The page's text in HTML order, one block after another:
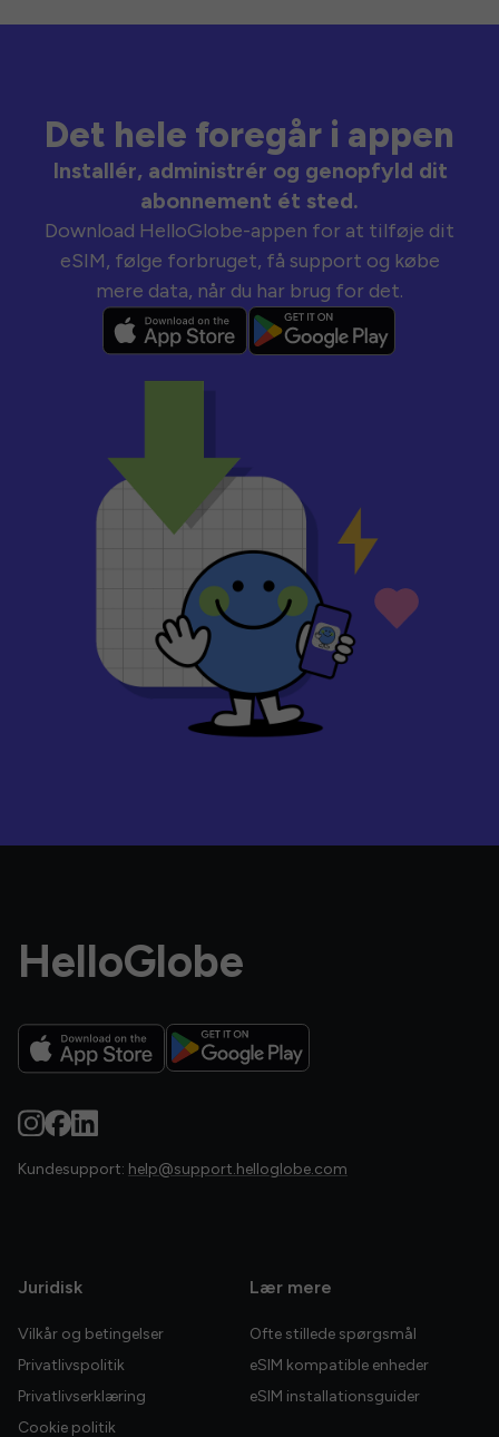
Det hele foregår i appen
Installér, administrér og genopfyld dit
abonnement ét sted.
Download HelloGlobe-appen for at tilføje dit
eSIM, følge forbruget, få support og købe
mere data, når du har brug for det.
HelloGlobe
Kundesupport: help@support.helloglobe.com
Juridisk
Vilkår og betingelser
Privatlivspolitik
Privatlivserklæring
Cookie politik
Lær mere
Ofte stillede spørgsmål
eSIM kompatible enheder
eSIM installationsguider